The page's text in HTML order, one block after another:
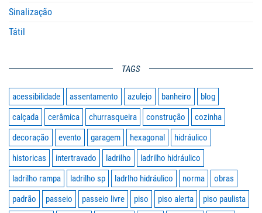
Sinalização
Tátil
TAGS
acessibilidade assentamento azulejo banheiro
blog
calçada
cerâmica churrasqueira construção
cozinha
decoração
evento garagem hexagonal
hidráulico
historicas
intertravado ladrilho
ladrilho hidráulico
ladrilho rampa
ladrilho sp ladrlho hidráulico norma
obras
padrão
passeio passeio livre piso piso alerta
piso paulista